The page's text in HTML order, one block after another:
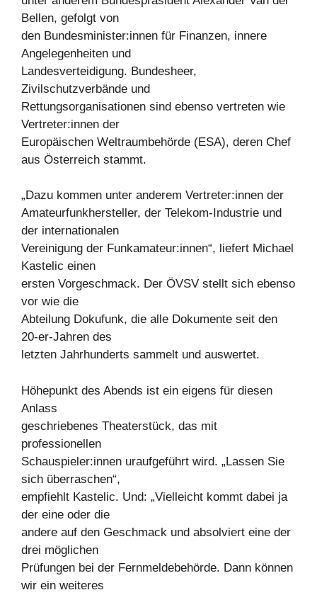
Bellen, gefolgt von
den Bundesminister:innen für Finanzen, innere
Angelegenheiten und
Landesverteidigung. Bundesheer,
Zivilschutzverbände und
Rettungsorganisationen sind ebenso vertreten wie
Vertreter:innen der
Europäischen Weltraumbehörde (ESA), deren Chef
aus Österreich stammt.
„Dazu kommen unter anderem Vertreter:innen der
Amateurfunkhersteller, der Telekom-Industrie und
der internationalen
Vereinigung der Funkamateur:innen“, liefert Michael
Kastelic einen
ersten Vorgeschmack. Der ÖVSV stellt sich ebenso
vor wie die
Abteilung Dokufunk, die alle Dokumente seit den
20-er-Jahren des
letzten Jahrhunderts sammelt und auswertet.
Höhepunkt des Abends ist ein eigens für diesen
Anlass
geschriebenes Theaterstück, das mit
professionellen
Schauspieler:innen uraufgeführt wird. „Lassen Sie
sich überraschen“,
empfiehlt Kastelic. Und: „Vielleicht kommt dabei ja
der eine oder die
andere auf den Geschmack und absolviert eine der
drei möglichen
Prüfungen bei der Fernmeldebehörde. Dann können
wir ein weiteres